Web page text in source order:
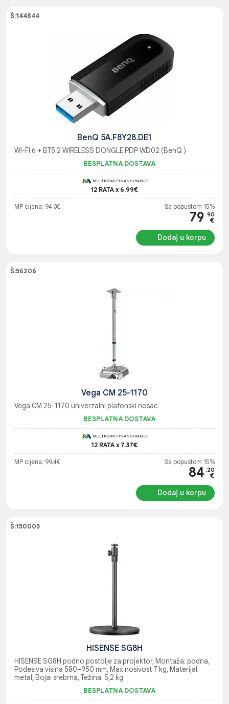
Š:144844
BenQ 5A.F8Y28.DE1
WI-FI 6 + BT5.2 WIRELESS DONGLE PDP WD02 (BenQ )
BESPLATNA DOSTAVA
MULTICOM FINANSIRANJE
12 RATA x 6.99€
MP cijena: 94.3€ Sa popustom 15%
79 .90
€
Dodaj u korpu
Š:56206
Vega CM 25-1170
Vega CM 25-1170 univerzalni plafonski nosac
BESPLATNA DOSTAVA
MULTICOM FINANSIRANJE
12 RATA x 7.37€
MP cijena: 99.4€ Sa popustom 15%
84 .20
€
Dodaj u korpu
Š:150005
HISENSE SG8H
HISENSE SG8H podno postolje za projektor, Montaža: podna,
Podesiva visina 580–950 mm, Max nosivost 7 kg, Materijal:
metal, Boja: srebrna, Težina: 5,2 kg
BESPLATNA DOSTAVA